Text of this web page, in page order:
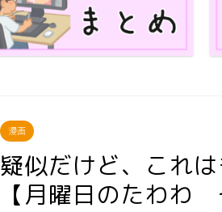
漫画
疑似だけど、これ
【月曜日のたわわ